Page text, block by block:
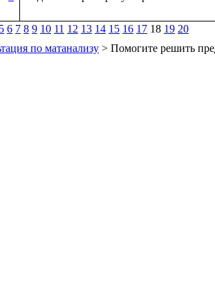
5 6 7 8 9 10 11 12 13 14 15 16 17 18 19 20
по матанализу > Помогите решить